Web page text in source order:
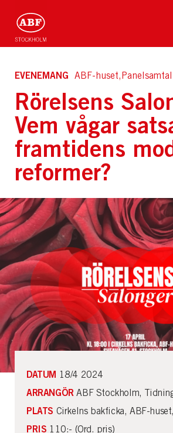
EVENEMANG ABF-huset,Panelsamtal
Rörelsens
Vem vågar
framtidens
reformer?
DATUM 18/4 2024
ARRANGÖRABF Stockholm,
PLATS Cirkelns bakficka, ABF-
PRIS 110:- (Ord. pris)